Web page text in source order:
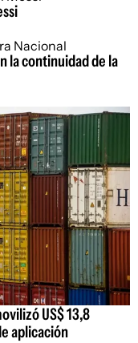
la continuidad de la
US$ 13,8
aplicación